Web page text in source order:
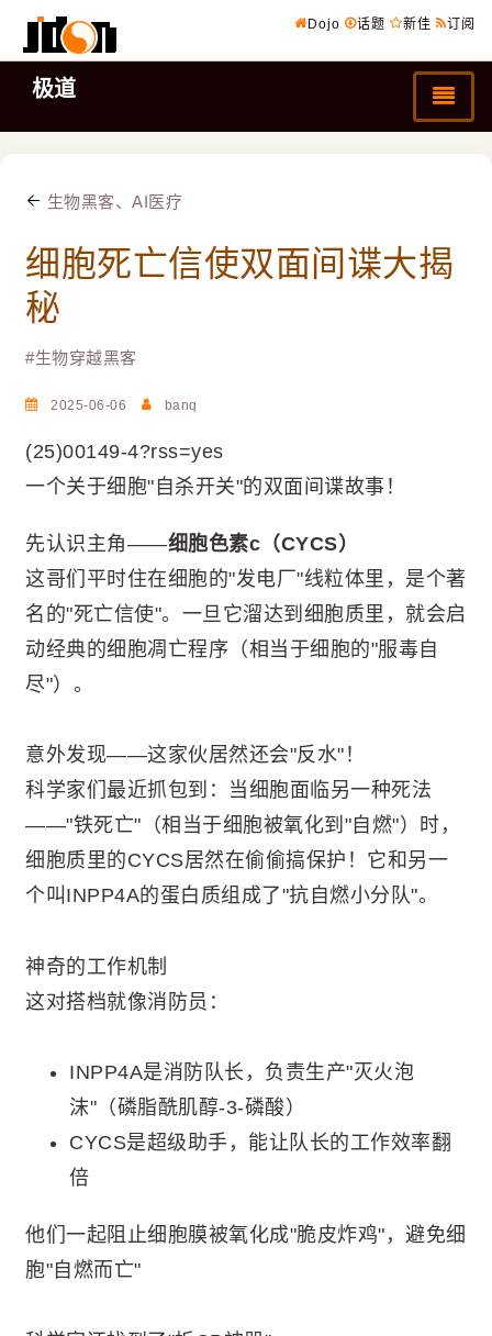
Dojo 话题 新佳 订阅
极道
生物黑客、AI医疗
细胞死亡信使双面间谍大揭
秘
#生物穿越黑客
2025-06-06 banq
(25)00149-4?rss=yes
一个关于细胞"自杀开关"的双面间谍故事！
先认识主角——细胞色素c（CYCS）
这哥们平时住在细胞的"发电厂"线粒体里，是个著
名的"死亡信使"。一旦它溜达到细胞质里，就会启
动经典的细胞凋亡程序（相当于细胞的"服毒自
尽"）。
意外发现——这家伙居然还会"反水"！
科学家们最近抓包到：当细胞面临另一种死法
——"铁死亡"（相当于细胞被氧化到"自燃"）时，
细胞质里的CYCS居然在偷偷搞保护！它和另一
个叫INPP4A的蛋白质组成了"抗自燃小分队"。
神奇的工作机制
这对搭档就像消防员：
INPP4A是消防队长，负责生产"灭火泡
沫"（磷脂酰肌醇-3-磷酸）
CYCS是超级助手，能让队长的工作效率翻
倍
他们一起阻止细胞膜被氧化成"脆皮炸鸡"，避免细
胞"自燃而亡"